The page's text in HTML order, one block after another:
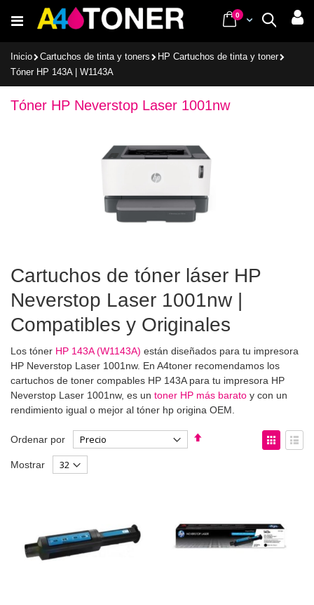
al
Buscar
Cart
0items
Inicio Cartuchos de tinta y toners
HP Cartuchos de tinta y toner
Tóner HP 143A | W1143A
Tóner HP Neverstop Laser 1001nw
Cartuchos de tóner láser HP
Neverstop Laser 1001nw |
Compatibles y Originales
Los tóner HP 143A (W1143A) están diseñados para tu impresora
HP Neverstop Laser 1001nw. En A4toner recomendamos los
cartuchos de toner compables HP 143A para tu impresora HP
Neverstop Laser 1001nw, es un toner HP más barato y con un
rendimiento igual o mejor al tóner hp origina OEM.
Ordenar por
Fijar
Ver
como
Mostrar